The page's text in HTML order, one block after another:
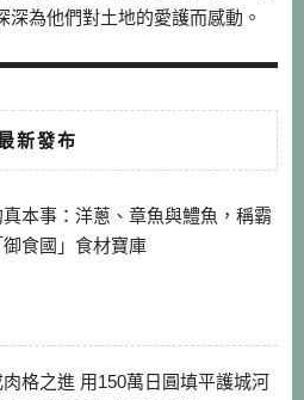
深為他們對土地的愛護而感動。
新發布
本事：洋蔥、章魚與鱧魚，稱霸
御食國」食材寶庫
肉格之進 用150萬日圓填平護城河